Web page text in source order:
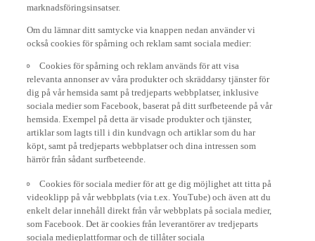
också cookies för spårning och reklam samt sociala medier:
relevanta annonser av våra produkter och skräddarsy tjänster för
dig på vår hemsida samt på tredjeparts webbplatser, inklusive
sociala medier som Facebook, baserat på ditt surfbeteende på vår
hemsida. Exempel på detta är visade produkter och tjänster,
artiklar som lagts till i din kundvagn och artiklar som du har
köpt, samt på tredjeparts webbplatser och dina intressen som
härrör från sådant surfbeteende.
videoklipp på vår webbplats (via t.ex. YouTube) och även att du
enkelt delar innehåll direkt från vår webbplats på sociala medier,
som Facebook. Det är cookies från leverantörer av tredjeparts
sociala medieplattformar och de tillåter sociala